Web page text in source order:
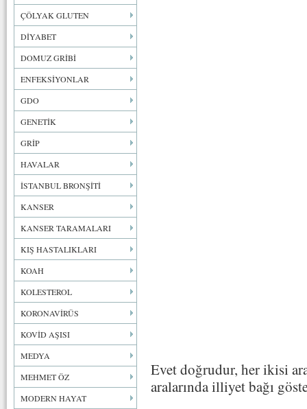
ÇÖLYAK GLUTEN
DİYABET
DOMUZ GRİBİ
ENFEKSİYONLAR
GDO
GENETİK
GRİP
HAVALAR
İSTANBUL BRONŞİTİ
KANSER
KANSER TARAMALARI
KIŞ HASTALIKLARI
KOAH
KOLESTEROL
KORONAVİRÜS
KOVİD AŞISI
MEDYA
MEHMET ÖZ
MODERN HAYAT
Evet doğrudur, her ikisi
aralarında illiyet bağı